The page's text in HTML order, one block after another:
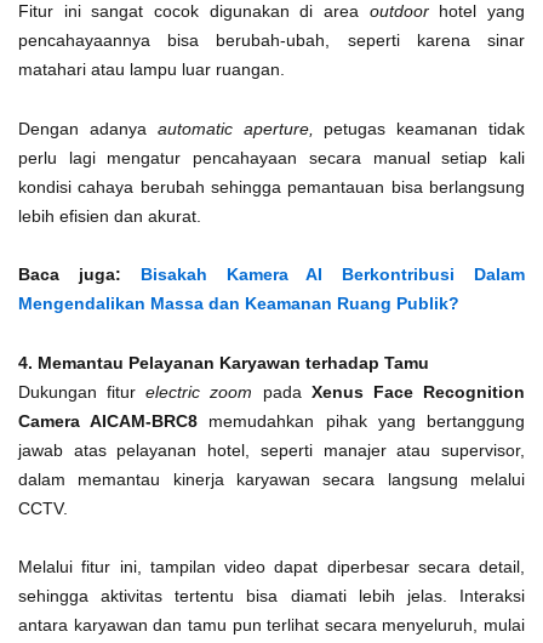
Fitur ini sangat cocok digunakan di area outdoor hotel yang
pencahayaannya bisa berubah-ubah, seperti karena sinar
matahari atau lampu luar ruangan.
Dengan adanya automatic aperture,
petugas keamanan tidak
perlu lagi mengatur pencahayaan secara manual setiap kali
kondisi cahaya berubah sehingga pemantauan bisa berlangsung
lebih efisien dan akurat.
Baca juga: Bisakah Kamera AI Berkontribusi Dalam
Mengendalikan Massa dan Keamanan Ruang Publik?
4. Memantau Pelayanan Karyawan terhadap Tamu
Dukungan fitur electric zoom pada Xenus Face Recognition
Camera AICAM-BRC8 memudahkan pihak yang bertanggung
jawab atas pelayanan hotel, seperti manajer atau supervisor,
dalam memantau kinerja karyawan secara langsung melalui
CCTV.
Melalui fitur ini, tampilan video dapat diperbesar secara detail,
sehingga aktivitas tertentu bisa diamati lebih jelas. Interaksi
antara karyawan dan tamu pun terlihat secara menyeluruh, mulai